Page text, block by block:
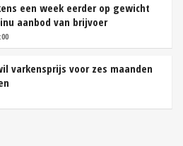
een week eerder op gewicht
aanbod van brijvoer
varkensprijs voor zes maanden